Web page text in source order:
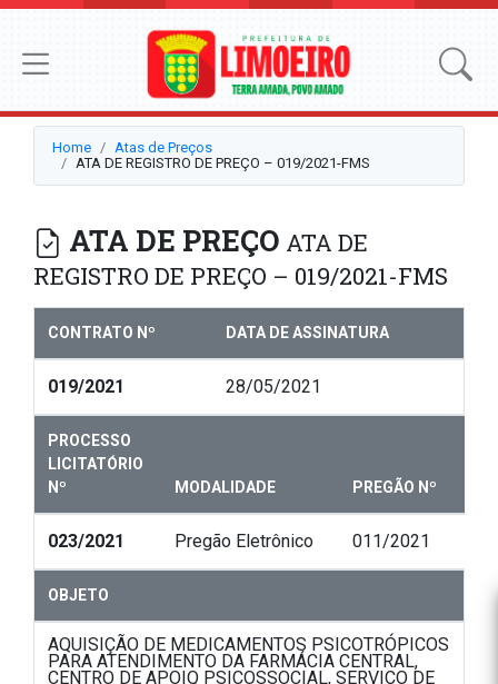
Home
Atas de Preços
ATA DE REGISTRO DE PREÇO – 019/2021-FMS
ATA DE PREÇO ATA DE
REGISTRO DE PREÇO – 019/2021-FMS
CONTRATO Nº DATA DE ASSINATURA
019/2021 28/05/2021
PROCESSO
LICITATÓRIO
Nº
MODALIDADE PREGÃO Nº
023/2021 Pregão Eletrônico 011/2021
OBJETO
AQUISIÇÃO DE MEDICAMENTOS PSICOTRÓPICOS
PARA ATENDIMENTO DA FARMÁCIA CENTRAL,
CENTRO DE APOIO PSICOSSOCIAL, SERVIÇO DE